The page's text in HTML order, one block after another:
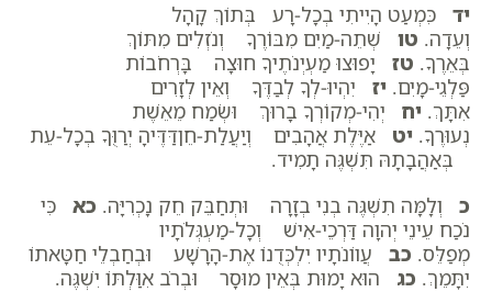
יד כִּמְעַט הָיִיתִי בְכָל-רָע בְּתוֹךְ קָהָל
וְעֵדָה. טו שְׁתֵה-מַיִם מִבּוֹרֶךָ וְנֹזְלִים מִתּוֹךְ
בְּאֵרֶךָ. טז יָפוּצוּ מַעְיְנֹתֶיךָ חוּצָה בָּרְחֹבוֹת
פַּלְגֵי-מָיִם. יז יִהְיוּ-לְךָ לְבַדֶּךָ וְאֵין לְזָרִים
אִתָּךְ. יח יְהִי-מְקוֹרְךָ בָרוּךְ וּשְׂמַח מֵאֵשֶׁת
נְעוּרֶךָ. יט אַיֶּלֶת אֲהָבִים וְיַעֲלַת-חֵןדַּדֶּיהָ יְרַוֻּךָ בְכָל-עֵת
בְּאַהֲבָתָהּ תִּשְׁגֶּה תָמִיד.
כ וְלָמָּה תִשְׁגֶּה בְנִי בְזָרָה וּתְחַבֵּק חֵק נָכְרִיָּה. כא כִּי
נֹכַח עֵינֵי יְהוָה דַּרְכֵי-אִישׁ וְכָל-מַעְגְּלֹתָיו
מְפַלֵּס. כב עֲווֹנֹתָיו יִלְכְּדֻנוֹ אֶת-הָרָשָׁע וּבְחַבְלֵי חַטָּאתוֹ
יִתָּמֵךְ. כג הוּא יָמוּת בְּאֵין מוּסָר וּבְרֹב אִוַּלְתּוֹ יִשְׁגֶּה.